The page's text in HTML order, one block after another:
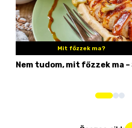
Mit főzzek ma?
Nem tudom, mit főzzek ma